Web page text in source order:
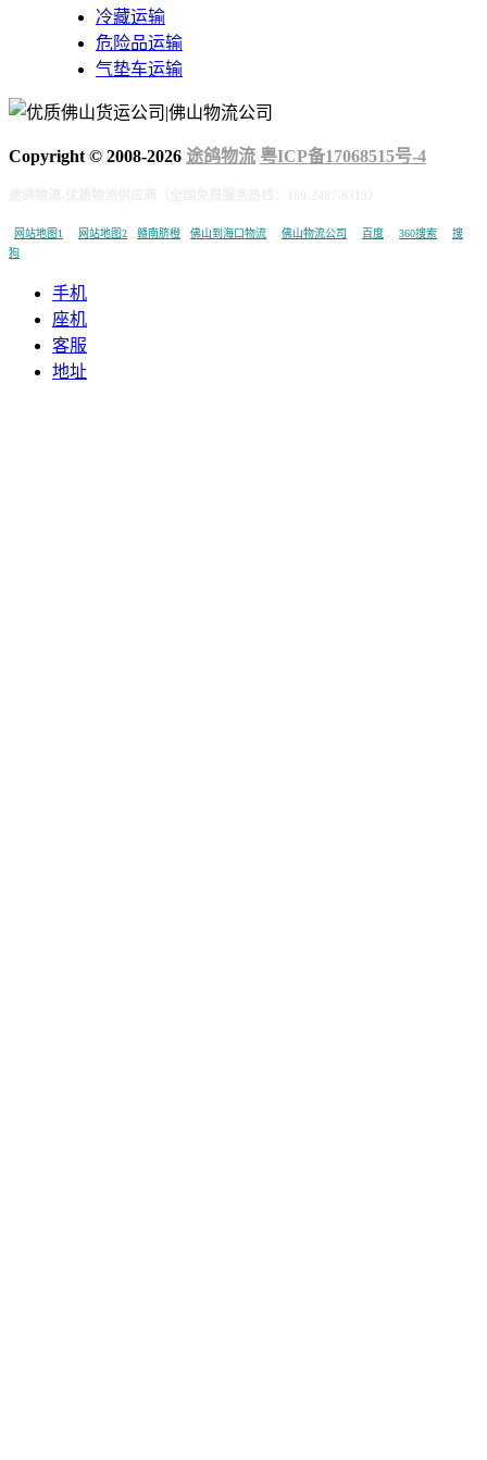
冷藏运输
危险品运输
气垫车运输
Copyright © 2008-2026 途鸽物流 粤ICP备17068515号-4
网站地图1 网站地图2 赣南脐橙 佛山到海口物流 佛山物流公司 百度 360搜索
搜
狗
手机
座机
客服
地址